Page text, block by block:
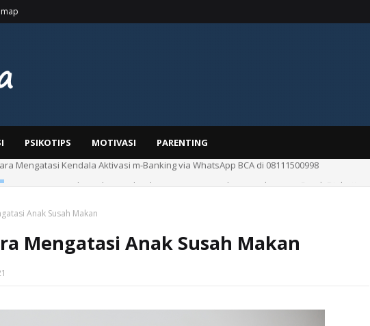
PSIKOTIPS MOTIVASI PARENTING
Penggunaan Salep Luka untuk Luka Apa Saja? Kenali Jenis Luka yang Cocok Diobati
Anak Susah Makan
Mengatasi Anak Susah Makan